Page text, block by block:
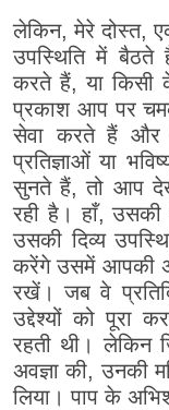
लेकिन, मेरे दोस्त,
उपस्थिति में बैठते
करते हैं, या किसी
प्रकाश आप पर
सेवा करते हैं और
प्रतिज्ञाओं या
सुनते हैं, तो आप
रही है। हाँ, उसकी
उसकी दिव्य
करेंगे उसमें आपकी
रखें। जब वे
उद्देश्यों को पूरा
रहती थी। लेकिन
अवज्ञा की, उनकी
लिया। पाप के